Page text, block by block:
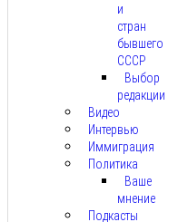
и
стран
бывшего
СССР
Выбор
редакции
Видео
Интервью
Иммиграция
Политика
Ваше
мнение
Подкасты